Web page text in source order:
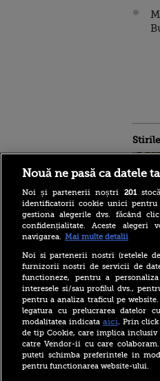
Ce
O
a
Billie
de
Nouă ne pasă ca datele
Noi și partenerii noștri 201
identificatorii cookie unici pentru
gestiona alegerile dvs. făcând
confidențialitate. Aceste
navigarea. Mai multe detalii
Noi si partenerii nostri (retelele
furnizorii nostri de servicii de
functioneze, pentru a
interesele si/sau profilul dvs.,
pentru a analiza traficul pe
legatura cu prelucrarea datelor
modalitatea indicata aici. Prin click
de tip Cookie, care implica inclusiv
catre Vendor-ii cu care colaboram.
puteti schimba preferintele in
pentru functionarea website-ului.